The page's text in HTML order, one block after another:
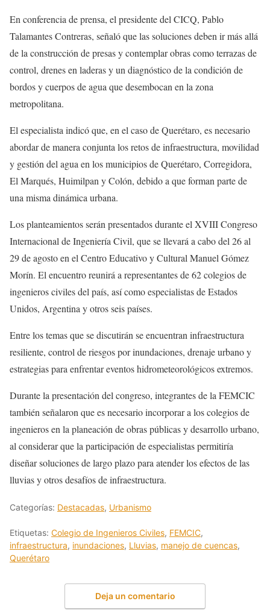
En conferencia de prensa, el presidente del CICQ, Pablo
Talamantes Contreras, señaló que las soluciones deben ir más allá
de la construcción de presas y contemplar obras como terrazas de
control, drenes en laderas y un diagnóstico de la condición de
bordos y cuerpos de agua que desembocan en la zona
metropolitana.
El especialista indicó que, en el caso de Querétaro, es necesario
abordar de manera conjunta los retos de infraestructura, movilidad
y gestión del agua en los municipios de Querétaro, Corregidora,
El Marqués, Huimilpan y Colón, debido a que forman parte de
una misma dinámica urbana.
Los planteamientos serán presentados durante el XVIII Congreso
Internacional de Ingeniería Civil, que se llevará a cabo del 26 al
29 de agosto en el Centro Educativo y Cultural Manuel Gómez
Morín. El encuentro reunirá a representantes de 62 colegios de
ingenieros civiles del país, así como especialistas de Estados
Unidos, Argentina y otros seis países.
Entre los temas que se discutirán se encuentran infraestructura
resiliente, control de riesgos por inundaciones, drenaje urbano y
estrategias para enfrentar eventos hidrometeorológicos extremos.
Durante la presentación del congreso, integrantes de la FEMCIC
también señalaron que es necesario incorporar a los colegios de
ingenieros en la planeación de obras públicas y desarrollo urbano,
al considerar que la participación de especialistas permitiría
diseñar soluciones de largo plazo para atender los efectos de las
lluvias y otros desafíos de infraestructura.
Categorías: Destacadas, Urbanismo
Etiquetas: Colegio de Ingenieros Civiles, FEMCIC,
infraestructura, inundaciones, Lluvias, manejo de cuencas,
Querétaro
Deja un comentario